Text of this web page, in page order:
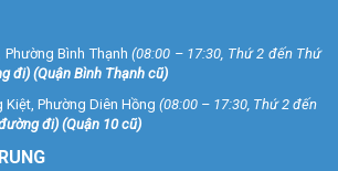
Phường Bình Thạnh (08:00 – 17:30, Thứ 2 đến Thứ
đi) (Quận Bình Thạnh cũ)
Kiệt, Phường Diên Hồng (08:00 – 17:30, Thứ 2 đến
đi) (Quận 10 cũ)